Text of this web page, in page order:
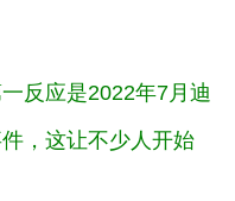
反应是2022年7月迪
，这让不少人开始